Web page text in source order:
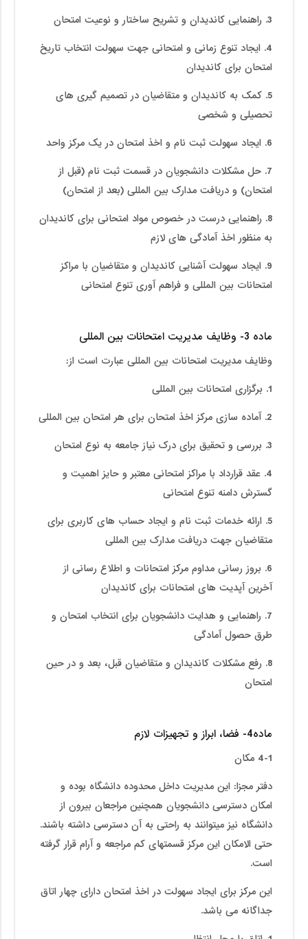
3. راهنمایی کاندیدان و تشریح ساختار و نوعیت امتحان
4. ایجاد تنوع زمانی و امتحانی جهت سهولت انتخاب تاریخ
امتحان برای کاندیدان
5. کمک به کاندیدان و متقاضیان در تصمیم گیری های
تحصیلی و شخصی
6. ایجاد سهولت ثبت نام و اخذ امتحان در یک مرکز واحد
7. حل مشکلات دانشجویان در قسمت ثبت نام (قبل از
امتحان) و دریافت مدارک بین المللی (بعد از امتحان)
8. راهنمایی درست در خصوص مواد امتحانی برای کاندیدان
به منظور اخذ آمادگی های لازم
9. ایجاد سهولت آشنایی کاندیدان و متقاضیان با مراکز
امتحانات بین المللی و فراهم آوری تنوع امتحانی
ماده 3- وظایف مدیریت امتحانات بین المللی
وظایف مدیریت امتحانات بین المللی عبارت است از:
1. برگزاری امتحانات بین المللی
2. آماده سازی مرکز اخذ امتحان برای هر امتحان بین المللی
3. بررسی و تحقیق برای درک نیاز جامعه به نوع امتحان
4. عقد قرارداد با مراکز امتحانی معتبر و حایز اهمیت و
گسترش دامنه تنوع امتحانی
5. ارائه خدمات ثبت نام و ایجاد حساب های کاربری برای
متقاضیان جهت دریافت مدارک بین المللی
6. بروز رسانی مداوم مرکز امتحانات و اطلاع رسانی از
آخرین آپدیت های امتحانات برای کاندیدان
7. راهنمایی و هدایت دانشجویان برای انتخاب امتحان و
طرق حصول آمادگی
8. رفع مشکلات کاندیدان و متقاضیان قبل، بعد و در حین
امتحان
ماده4- فضا، ابراز و تجهیزات لازم
4-1 مکان
دفتر مجزا: این مدیریت داخل محدوده دانشگاه بوده و
امکان دسترسی دانشجویان همچنین مراجعان بیرون از
دانشگاه نیز میتوانند به راحتی به آن دسترسی داشته باشند.
حتی الامکان این مرکز قسمتهای کم مراجعه و آرام قرار گرفته
است.
این مرکز برای ایجاد سهولت در اخذ امتحان دارای چهار اتاق
جداگانه می باشد.